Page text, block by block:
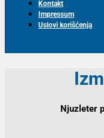
Kontakt
Impressum
Uslovi korišćenja
Njuzleter